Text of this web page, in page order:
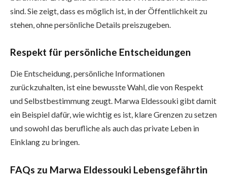
sind. Sie zeigt, dass es möglich ist, in der Öffentlichkeit zu
stehen, ohne persönliche Details preiszugeben.
Respekt für persönliche Entscheidungen
Die Entscheidung, persönliche Informationen
zurückzuhalten, ist eine bewusste Wahl, die von Respekt
und Selbstbestimmung zeugt. Marwa Eldessouki gibt damit
ein Beispiel dafür, wie wichtig es ist, klare Grenzen zu setzen
und sowohl das berufliche als auch das private Leben in
Einklang zu bringen.
FAQs zu Marwa Eldessouki Lebensgefährtin